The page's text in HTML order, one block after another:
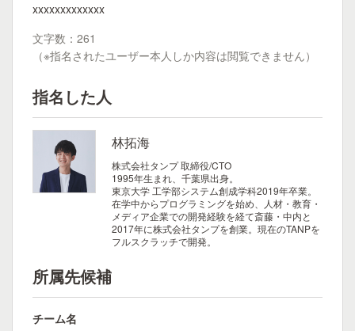
xxxxxxxxxxxxx
文字数：261
（※指名されたユーザー本人しか内容は閲覧できません）
指名した人
林拓海
株式会社タンプ 取締役/CTO
1995年生まれ、千葉県出身。
東京大学 工学部システム創成学科2019年卒業。
在学中からプログラミングを始め、人材・教育・
メディア企業での開発経験を経て斎藤・中内と
2017年に株式会社タンプを創業。現在のTANPを
フルスクラッチで開発。
所属先候補
チーム名